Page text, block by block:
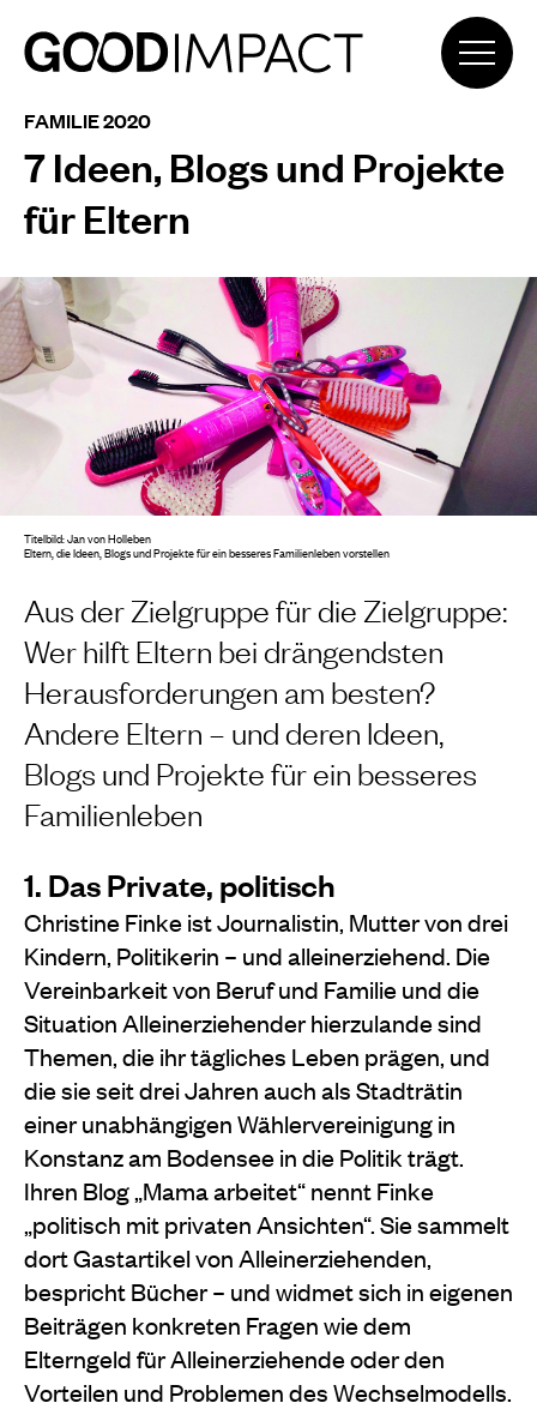
FAMILIE 2020
7 Ideen, Blogs und Projekte
für Eltern
Aus der Zielgruppe für die Zielgruppe:
Wer hilft Eltern bei drängendsten
Herausforderungen am besten?
Andere Eltern – und deren Ideen,
Blogs und Projekte für ein besseres
Familienleben
1. Das Private, politisch
Christine Finke ist Journalistin, Mutter von drei
Kindern, Politikerin – und alleinerziehend. Die
Vereinbarkeit von Beruf und Familie und die
Situation Alleinerziehender hierzulande sind
Themen, die ihr tägliches Leben prägen, und
die sie seit drei Jahren auch als Stadträtin
einer unabhängigen Wählervereinigung in
Konstanz am Bodensee in die Politik trägt.
Ihren Blog „Mama arbeitet“ nennt Finke
„politisch mit privaten Ansichten“. Sie sammelt
dort Gastartikel von Alleinerziehenden,
bespricht Bücher – und widmet sich in eigenen
Beiträgen konkreten Fragen wie dem
Elterngeld für Alleinerziehende oder den
Vorteilen und Problemen des Wechselmodells.
Titelbild: Jan von Holleben
Eltern, die Ideen, Blogs und Projekte für ein besseres Familienleben vorstellen